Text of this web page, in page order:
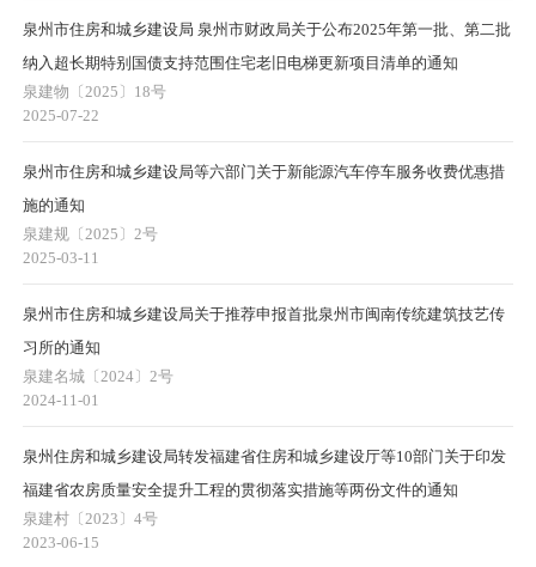
泉州市住房和城乡建设局 泉州市财政局关于公布2025年第一批、第二批
纳入超长期特别国债支持范围住宅老旧电梯更新项目清单的通知
泉建物〔2025〕18号
2025-07-22
泉州市住房和城乡建设局等六部门关于新能源汽车停车服务收费优惠措
施的通知
泉建规〔2025〕2号
2025-03-11
泉州市住房和城乡建设局关于推荐申报首批泉州市闽南传统建筑技艺传
习所的通知
泉建名城〔2024〕2号
2024-11-01
泉州住房和城乡建设局转发福建省住房和城乡建设厅等10部门关于印发
福建省农房质量安全提升工程的贯彻落实措施等两份文件的通知
泉建村〔2023〕4号
2023-06-15